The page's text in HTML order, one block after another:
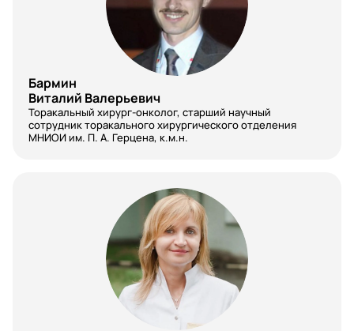
Профпатология
Психиатрия-наркология
Психология и менеджмент
Пульмонология
Радиология
Реабилитология
Бармин
Виталий Валерьевич
Торакальный хирург-онколог, старший научный
сотрудник торакального хирургического отделения
МНИОИ им. П. А. Герцена, к.м.н.